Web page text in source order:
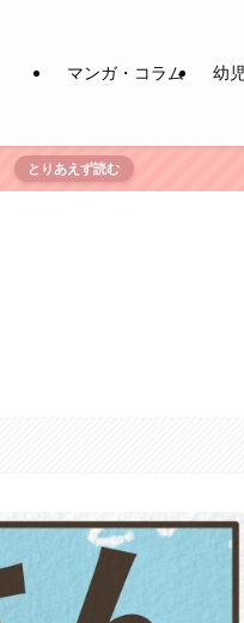
マンガ・コラム 幼
とりあえず読む